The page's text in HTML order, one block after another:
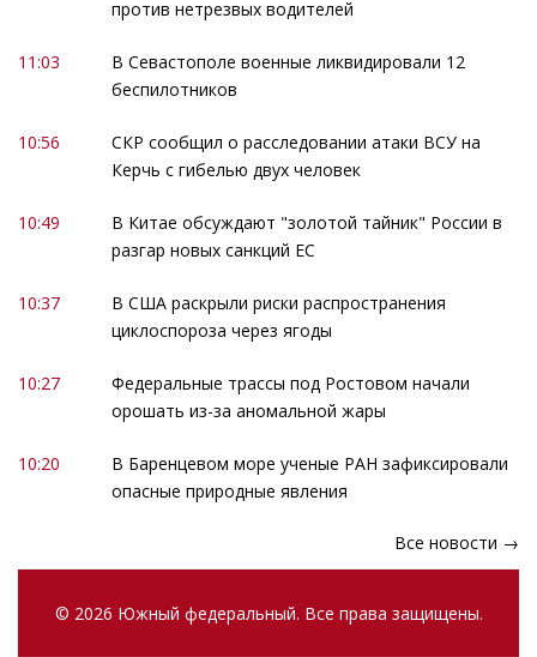
против нетрезвых водителей
11:03
В Севастополе военные ликвидировали 12
беспилотников
10:56
СКР сообщил о расследовании атаки ВСУ на
Керчь с гибелью двух человек
10:49
В Китае обсуждают "золотой тайник" России в
разгар новых санкций ЕС
10:37
В США раскрыли риски распространения
циклоспороза через ягоды
10:27
Федеральные трассы под Ростовом начали
орошать из-за аномальной жары
10:20
В Баренцевом море ученые РАН зафиксировали
опасные природные явления
Все новости →
© 2026 Южный федеральный. Все права защищены.